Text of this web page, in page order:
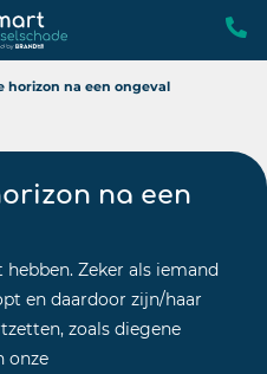
horizon na een ongeval
na een
Zeker als iemand
en daardoor zijn/haar
zoals diegene
onze